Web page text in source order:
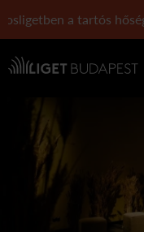
a tartós hőség
Navigáció